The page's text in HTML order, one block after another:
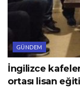
GÜNDEM
İngilizce
ortası lisan